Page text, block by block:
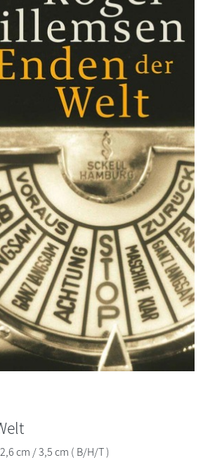
cm / 3,5 cm ( B/H/T )